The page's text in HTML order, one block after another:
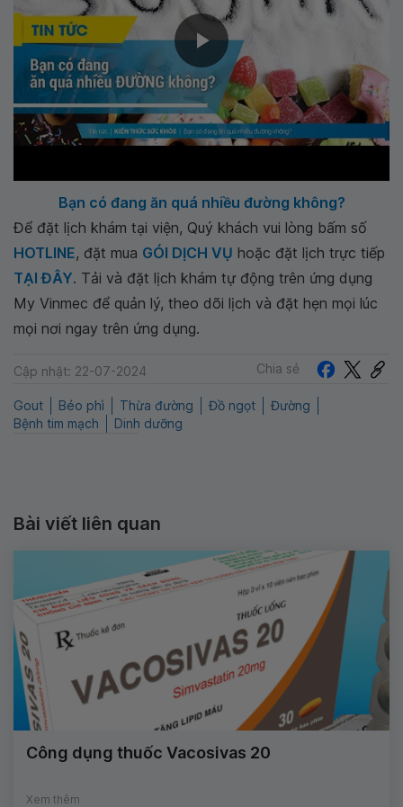
Bạn có đang ăn quá nhiều đường không?
Để đặt lịch khám tại viện, Quý khách vui lòng bấm số
HOTLINE, đặt mua GÓI DỊCH VỤ hoặc đặt lịch trực tiếp
TẠI ĐÂY. Tải và đặt lịch khám tự động trên ứng dụng
My Vinmec để quản lý, theo dõi lịch và đặt hẹn mọi lúc
mọi nơi ngay trên ứng dụng.
Cập nhật: 22-07-2024 Chia sẻ
Gout Béo phì Thừa đường Đồ ngọt
Đường
Bệnh tim mạch
Dinh dưỡng
Bài viết liên quan
Công dụng thuốc Vacosivas 20
Xem thêm